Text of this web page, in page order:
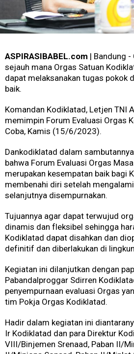
ASPIRASIBABEL.com | Bandung
sejauh mana Orgas Satuan
dapat melaksanakan tugas pokok
baik.
Komandan Kodiklatad, Letjen TNI
memimpin Forum Evaluasi Orgas
Coba, Kamis (15/6/2023).
Dankodiklatad dalam
bahwa Forum Evaluasi Orgas
merupakan kesempatan baik bagi
membenahi diri setelah
selanjutnya disempurnakan.
Tujuannya agar dapat terwujud
dinamis dan fleksibel sehingga
Kodiklatad dapat disahkan dan
definitif dan diberlakukan di
Kegiatan ini dilanjutkan dengan
Pabandalproggar Sdirren
penyempurnaan evaluasi Orgas
tim Pokja Orgas Kodiklatad.
Hadir dalam kegiatan ini
Ir Kodiklatad dan para Direktur
VIII/Binjemen Srenaad, Paban II/